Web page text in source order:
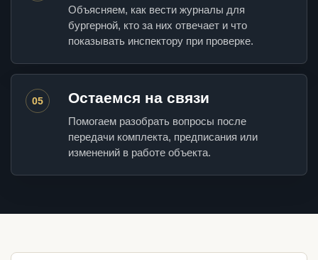
Объясняем, как вести журналы для
бургерной, кто за них отвечает и что
показывать инспектору при проверке.
05 Остаемся на связи
Помогаем разобрать вопросы после
передачи комплекта, предписания или
изменений в работе объекта.